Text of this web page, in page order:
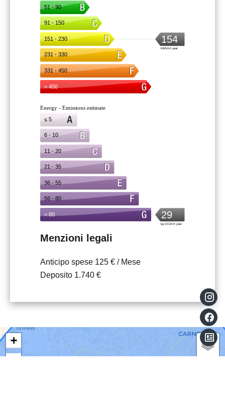
Menzioni legali
Anticipo spese 125 € / Mese
Deposito 1.740 €
+